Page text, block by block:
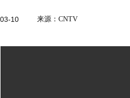
10 来源：CNTV